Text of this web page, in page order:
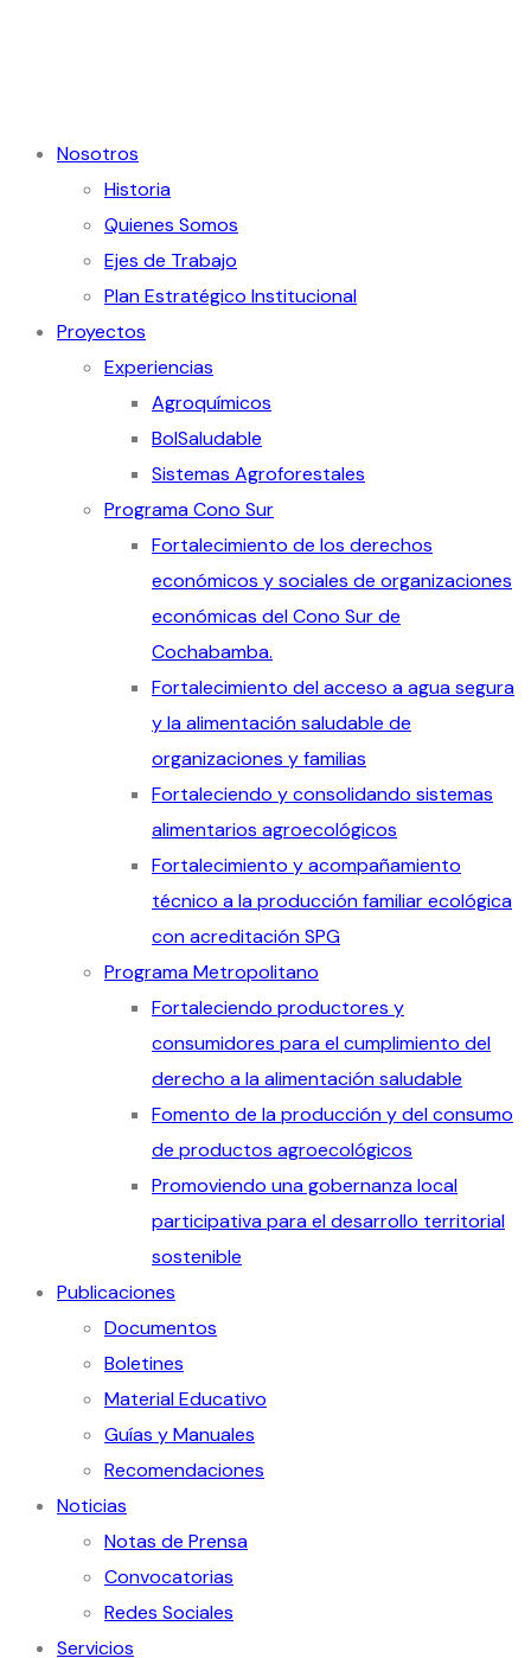
Nosotros
Historia
Quienes Somos
Ejes de Trabajo
Plan Estratégico Institucional
Proyectos
Experiencias
Agroquímicos
BolSaludable
Sistemas Agroforestales
Programa Cono Sur
Fortalecimiento de los derechos
económicos y sociales de organizaciones
económicas del Cono Sur de
Cochabamba.
Fortalecimiento del acceso a agua segura
y la alimentación saludable de
organizaciones y familias
Fortaleciendo y consolidando sistemas
alimentarios agroecológicos
Fortalecimiento y acompañamiento
técnico a la producción familiar ecológica
con acreditación SPG
Programa Metropolitano
Fortaleciendo productores y
consumidores para el cumplimiento del
derecho a la alimentación saludable
Fomento de la producción y del consumo
de productos agroecológicos
Promoviendo una gobernanza local
participativa para el desarrollo territorial
sostenible
Publicaciones
Documentos
Boletines
Material Educativo
Guías y Manuales
Recomendaciones
Noticias
Notas de Prensa
Convocatorias
Redes Sociales
Servicios